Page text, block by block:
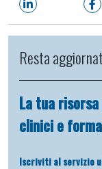
Resta
La tua
clinici e
Iscriviti al servizio